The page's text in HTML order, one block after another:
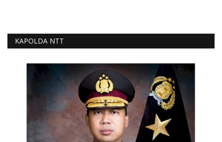
KAPOLDA NTT